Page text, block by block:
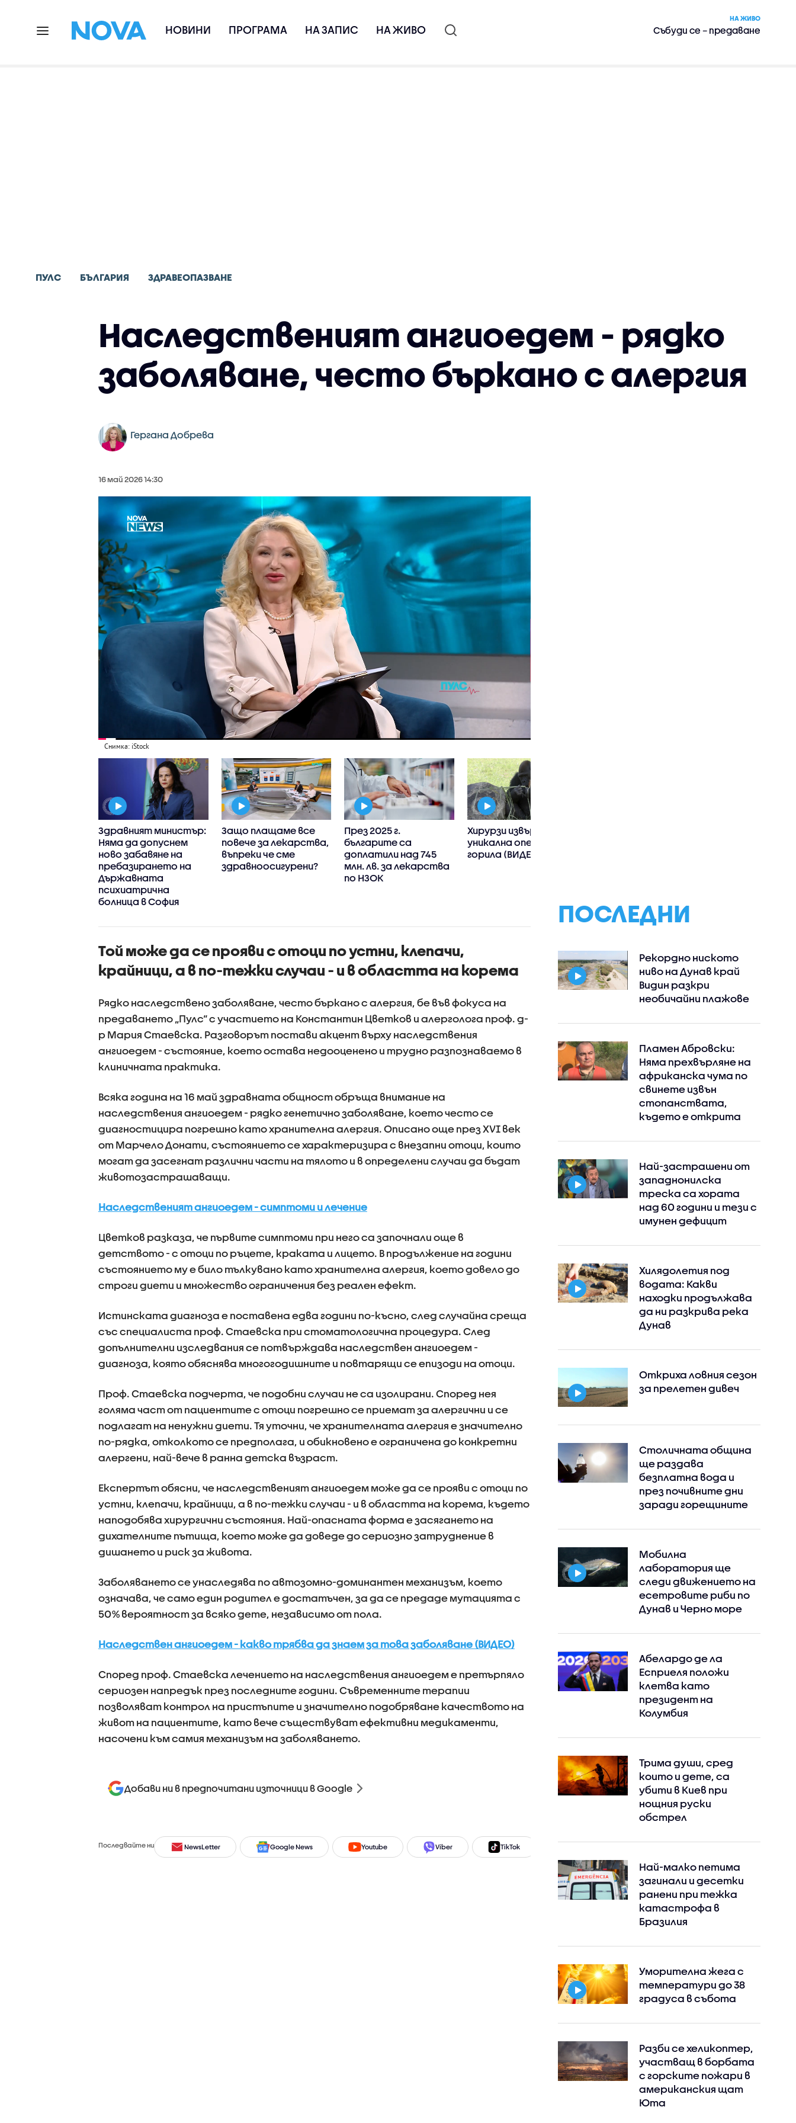
НОВИНИ ПРОГРАМА НА ЗАПИС НА ЖИВО
НА ЖИВО
Събуди се – предаване
ПУЛС БЪЛГАРИЯ ЗДРАВЕОПАЗВАНЕ
Наследственият ангиоедем - рядко
заболяване, често бъркано с алергия
Гергана Добрева
16 май 2026 14:30
Снимка: iStock
Здравният министър:
Няма да допуснем
ново забавяне на
пребазирането на
Държавната
психиатрична
болница в София
Защо плащаме все
повече за лекарства,
въпреки че сме
здравноосигурени?
През 2025 г.
българите са
доплатили над 745
млн. лв. за лекарства
по НЗОК
Хирурзи извършиха
уникална операция на
горила (ВИДЕО)
Той може да се прояви с отоци по устни, клепачи,
крайници, а в по-тежки случаи - и в областта на корема
Рядко наследствено заболяване, често бъркано с алергия, бе във фокуса на
предаването „Пулс“ с участието на Константин Цветков и алерголога проф. д-
р Мария Стаевска. Разговорът постави акцент върху наследствения
ангиоедем - състояние, което остава недооценено и трудно разпознаваемо в
клиничната практика.
Всяка година на 16 май здравната общност обръща внимание на
наследствения ангиоедем - рядко генетично заболяване, което често се
диагностицира погрешно като хранителна алергия. Описано още през XVI век
от Марчело Донати, състоянието се характеризира с внезапни отоци, които
могат да засегнат различни части на тялото и в определени случаи да бъдат
животозастрашаващи.
Наследственият ангиоедем - симптоми и лечение
Цветков разказа, че първите симптоми при него са започнали още в
детството - с отоци по ръцете, краката и лицето. В продължение на години
състоянието му е било тълкувано като хранителна алергия, което довело до
строги диети и множество ограничения без реален ефект.
Истинската диагноза е поставена едва години по-късно, след случайна среща
със специалиста проф. Стаевска при стоматологична процедура. След
допълнителни изследвания се потвърждава наследствен ангиоедем -
диагноза, която обяснява многогодишните и повтарящи се епизоди на отоци.
Проф. Стаевска подчерта, че подобни случаи не са изолирани. Според нея
голяма част от пациентите с отоци погрешно се приемат за алергични и се
подлагат на ненужни диети. Тя уточни, че хранителната алергия е значително
по-рядка, отколкото се предполага, и обикновено е ограничена до конкретни
алергени, най-вече в ранна детска възраст.
Експертът обясни, че наследственият ангиоедем може да се прояви с отоци по
устни, клепачи, крайници, а в по-тежки случаи - и в областта на корема, където
наподобява хирургични състояния. Най-опасната форма е засягането на
дихателните пътища, което може да доведе до сериозно затруднение в
дишането и риск за живота.
Заболяването се унаследява по автозомно-доминантен механизъм, което
означава, че само един родител е достатъчен, за да се предаде мутацията с
50% вероятност за всяко дете, независимо от пола.
Наследствен ангиоедем - какво трябва да знаем за това заболяване (ВИДЕО)
Според проф. Стаевска лечението на наследствения ангиоедем е претърпяло
сериозен напредък през последните години. Съвременните терапии
позволяват контрол на пристъпите и значително подобряване качеството на
живот на пациентите, като вече съществуват ефективни медикаменти,
насочени към самия механизъм на заболяването.
Добави ни в предпочитани източници в Google
Последвайте ни NewsLetter Google News Youtube Viber TikTok
ПОСЛЕДНИ
Рекордно ниското
ниво на Дунав край
Видин разкри
необичайни плажове
Пламен Абровски:
Няма прехвърляне на
африканска чума по
свинете извън
стопанствата,
където е открита
Най-застрашени от
западнонилска
треска са хората
над 60 години и тези с
имунен дефицит
Хилядолетия под
водата: Какви
находки продължава
да ни разкрива река
Дунав
Откриха ловния сезон
за прелетен дивеч
Столичната община
ще раздава
безплатна вода и
през почивните дни
заради горещините
Мобилна
лаборатория ще
следи движението на
есетровите риби по
Дунав и Черно море
Абелардо де ла
Есприеля положи
клетва като
президент на
Колумбия
Трима души, сред
които и дете, са
убити в Киев при
нощния руски
обстрел
Най-малко петима
загинали и десетки
ранени при тежка
катастрофа в
Бразилия
Уморителна жега с
температури до 38
градуса в събота
Разби се хеликоптер,
участващ в борбата
с горските пожари в
американския щат
Юта